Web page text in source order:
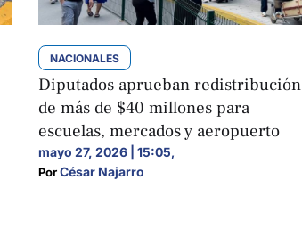
NACIONALES
Diputados aprueban redistribución
de más de $40 millones para
escuelas, mercados y aeropuerto
mayo 27, 2026 | 15:05,
Por César Najarro